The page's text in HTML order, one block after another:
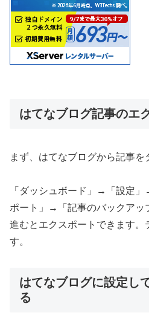
はてなブログ記事のエ
まず、はてなブログから記事を
「ダッシュボード」→「設定
ポート」→「記事のバックアッ
進むとエクスポートできます。
す。
はてなブログに設定し
る